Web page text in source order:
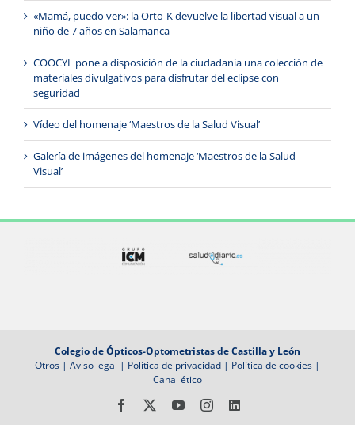
«Mamá, puedo ver»: la Orto-K devuelve la libertad visual a un
niño de 7 años en Salamanca
COOCYL pone a disposición de la ciudadanía una colección de
materiales divulgativos para disfrutar del eclipse con
seguridad
Vídeo del homenaje ‘Maestros de la Salud Visual’
Galería de imágenes del homenaje ‘Maestros de la Salud
Visual’
Colegio de Ópticos-Optometristas de Castilla y León
Otros | Aviso legal | Política de privacidad | Política de cookies |
Canal ético
Facebook YouTubeInstagramLinkedIn